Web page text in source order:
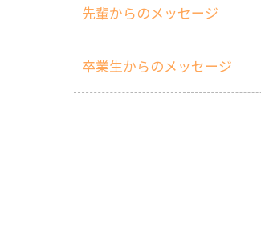
先輩からのメッセージ
卒業生からのメッセージ